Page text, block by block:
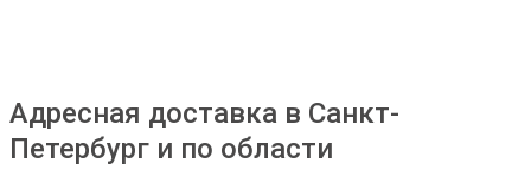
Адресная доставка в Санкт-
Петербург и по области